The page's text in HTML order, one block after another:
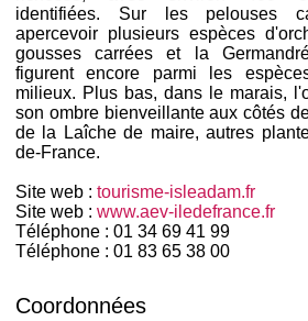
identifiées. Sur les pelouses
apercevoir plusieurs espèces
gousses carrées et la
figurent encore parmi les
milieux. Plus bas, dans le marais,
son ombre bienveillante aux côtés
de la Laîche de maire, autres
de-France.
Site web : tourisme-isleadam.fr
Site web : www.aev-iledefrance.fr
Téléphone : 01 34 69 41 99
Téléphone : 01 83 65 38 00
Coordonnées